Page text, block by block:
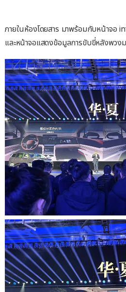
ภายในห้องโดยสาร มาพร้อมกับหน้าจอ
และหน้าจอแสดงข้อมูลการขับขี่หลังพวง